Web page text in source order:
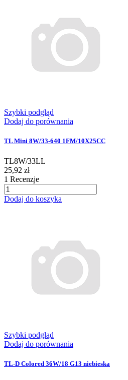
Szybki podgląd
Dodaj do porównania
TL Mini 8W/33-640 1FM/10X25CC
TL8W/33LL
25,92 zł
1 Recenzje
Dodaj do koszyka
Szybki podgląd
Dodaj do porównania
TL-D Colored 36W/18 G13 niebieska